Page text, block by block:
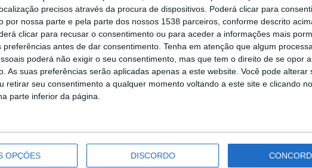
precisos através da procura de dispositivos. Poderá clicar para
por nossa parte e pela parte dos nossos 1538 parceiros, conforme descrito
clicar para recusar o consentimento ou para aceder a informações mais
preferências antes de dar consentimento. Tenha em atenção que algum
poderá não exigir o seu consentimento, mas que tem o direito de se opor
As suas preferências serão aplicadas apenas a este website. Você pode alterar
retirar seu consentimento a qualquer momento voltando a este site e clicando
parte inferior da página.
OPÇÕES DISCORDO
sempre lotado em termos de caravanas e autocaravanas, bem